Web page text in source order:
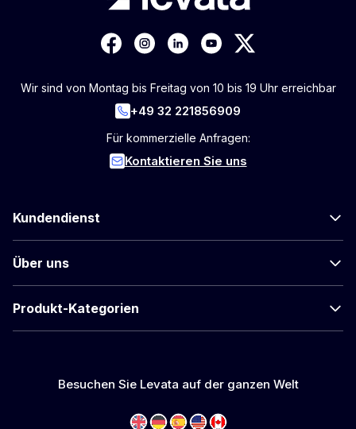
Wir sind von Montag bis Freitag von 10 bis 19 Uhr erreichbar
+49 32 221856909
Für kommerzielle Anfragen:
Kontaktieren Sie uns
Kundendienst
Über uns
Produkt-Kategorien
Besuchen Sie Levata auf der ganzen Welt